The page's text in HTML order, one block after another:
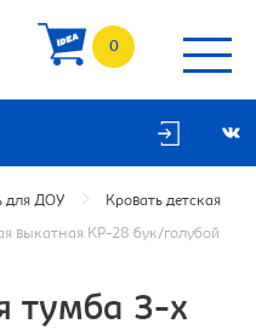
0
для ДОУ Кровать детская
выкатная КР-28 бук/голубой
тумба 3-х